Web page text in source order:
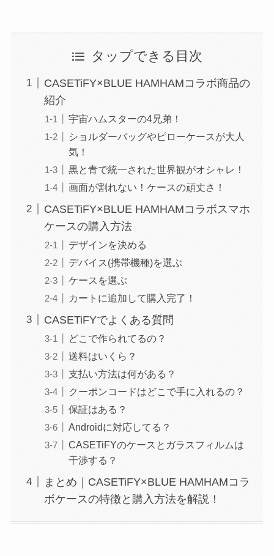
タップできる目次
CASETiFY×BLUE HAMHAMコラボ商品の
紹介
宇宙ハムスターの4兄弟！
ショルダーバッグやピローケースが大人
気！
黒と青で統一された世界観がオシャレ！
画面が割れない！ケースの頑丈さ！
CASETiFY×BLUE HAMHAMコラボスマホ
ケースの購入方法
デザインを決める
デバイス(携帯機種)を選ぶ
ケースを選ぶ
カートに追加して購入完了！
CASETiFYでよくある質問
どこで作られてるの？
送料はいくら？
支払い方法は何がある？
クーポンコードはどこで手に入れるの？
保証はある？
Androidに対応してる？
CASETiFYのケースとガラスフィルムは
干渉する？
まとめ｜CASETiFY×BLUE HAMHAMコラ
ボケースの特徴と購入方法を解説！